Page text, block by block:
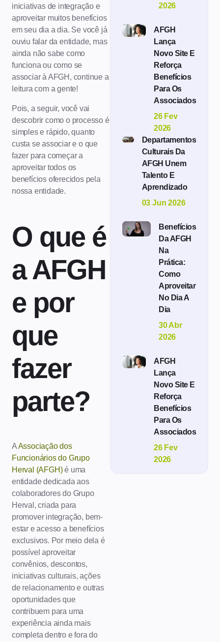
iniciativas de integração e
aproveitar muitos benefícios
em seu dia a dia. Se você já
ouviu falar da entidade, mas
ainda não sabe como
funciona ou como se
associar à AFGH, continue a
leitura com a gente!
Pois, a seguir, você vai
descobrir como o processo é
simples e rápido, quanto
custa se associar e o que
fazer para começar a
aproveitar todos os
benefícios oferecidos pela
nossa entidade.
O que é
a AFGH
e por
que
fazer
parte?
AAssociação dos
Funcionários do Grupo
Herval (AFGH)é uma
entidade dedicada aos
colaboradores do Grupo
Herval, criada para
promover integração, bem-
estar e acesso a benefícios
exclusivos. Por meio dela é
possível aproveitar
convênios, descontos,
iniciativas culturais, ações
de relacionamento e outras
oportunidades que
contribuem para uma
experiência ainda mais
completa dentro e fora do
2026
AFGH
Lança
Novo Site E
Reforça
Benefícios
Para Os
Associados
26 Fev
2026
Departamentos
Culturais Da
AFGH Unem
Talento E
Aprendizado
03 Jun 2026
Benefícios
Da AFGH
Na
Prática:
Como
Aproveitar
No Dia A
Dia
30 Abr
2026
AFGH
Lança
Novo Site E
Reforça
Benefícios
Para Os
Associados
26 Fev
2026